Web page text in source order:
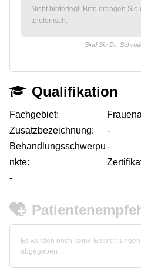
Nicht hinterlegt. Bitte erfragen Sie
telefonisch.
Sind Sie Dr.
Qualifikation
Fachgebiet:
Zusatzbezeichnung:
-
Behandlungsschwerpu
nkte:
-
-
Es wurden noch keine
abgegeben.